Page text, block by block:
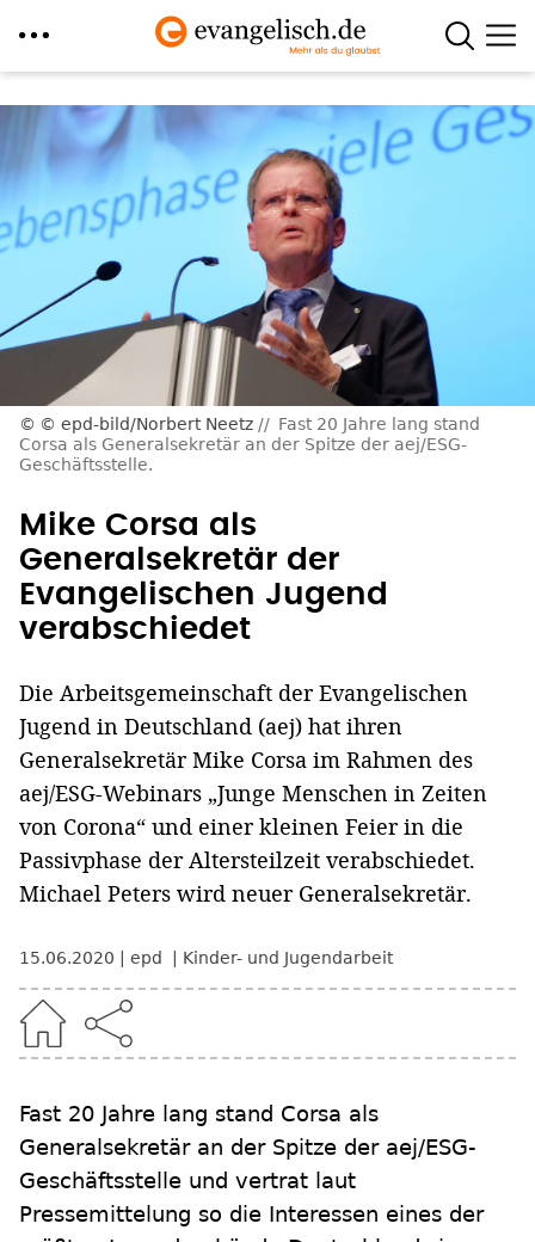
zum
Inhalt
© epd-bild/Norbert Neetz
Fast 20 Jahre lang stand
Corsa als Generalsekretär an der Spitze der aej/ESG-
Geschäftsstelle.
Mike Corsa als
Generalsekretär der
Evangelischen Jugend
verabschiedet
Die Arbeitsgemeinschaft der Evangelischen
Jugend in Deutschland (aej) hat ihren
Generalsekretär Mike Corsa im Rahmen des
aej/ESG-Webinars „Junge Menschen in Zeiten
von Corona“ und einer kleinen Feier in die
Passivphase der Altersteilzeit verabschiedet.
Michael Peters wird neuer Generalsekretär.
15.06.2020 epd Kinder- und Jugendarbeit
Fast 20 Jahre lang stand Corsa als
Generalsekretär an der Spitze der aej/ESG-
Geschäftsstelle und vertrat laut
Pressemittelung so die Interessen eines der